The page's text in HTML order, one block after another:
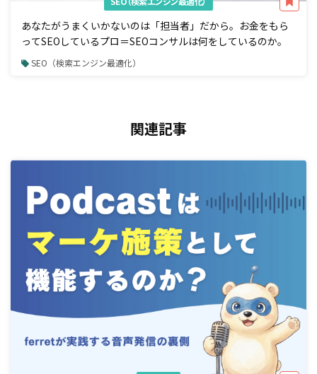
あなたがうまくいかないのは「担当者」だから。お金をもら
ってSEOしているプロ＝SEOコンサルは何をしているのか。
SEO（検索エンジン最適化）
関連記事